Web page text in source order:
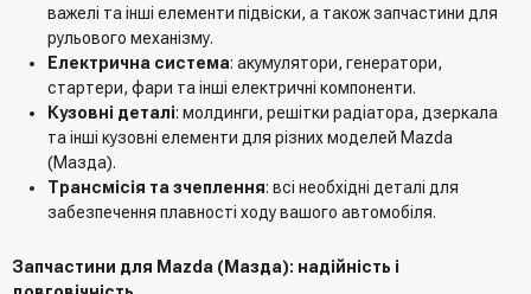
важелі та інші елементи підвіски, а також запчастини для
рульового механізму.
Електрична система: акумулятори, генератори,
стартери, фари та інші електричні компоненти.
Кузовні деталі: молдинги, решітки радіатора, дзеркала
та інші кузовні елементи для різних моделей Mazda
(Мазда).
Трансмісія та зчеплення: всі необхідні деталі для
забезпечення плавності ходу вашого автомобіля.
Запчастини для Mazda (Мазда): надійність і